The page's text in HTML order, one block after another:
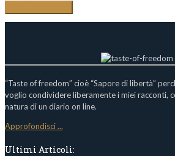
“Taste of freedom” cioè “Sapore di libertà”
voglio condividere liberamente i miei racconti,
natura di un diario on line.
Approfondisci ...
Ultimi Articoli: